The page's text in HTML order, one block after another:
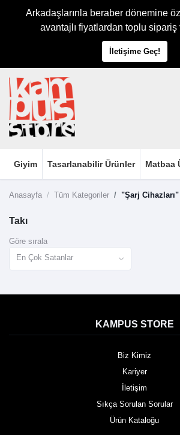
Arkadaşlarınla beraber dönemine
avantajlı fiyatlardan toplu
İletişime Geç!
Giyim Tasarlanabilir Ürünler Matbaa
Anasayfa Tüm Kategoriler "Şarj Cihazları"
Takı
Göre sırala
En Çok Satanlar
KAMPUS STORE
Biz Kimiz
Kariyer
İletişim
Sıkça Sorulan Sorular
Ürün Kataloğu